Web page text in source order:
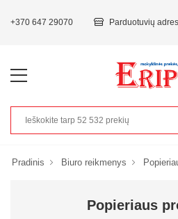
+370 647 29070 Parduotuvių
Pradinis Biuro reikmenys
Popieriaus